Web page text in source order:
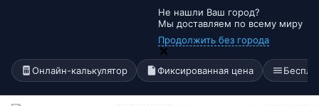
Не нашли Ваш город?
Мы доставляем по всему миру
Продолжить без города
Онлайн-калькулятор Фиксированная цена